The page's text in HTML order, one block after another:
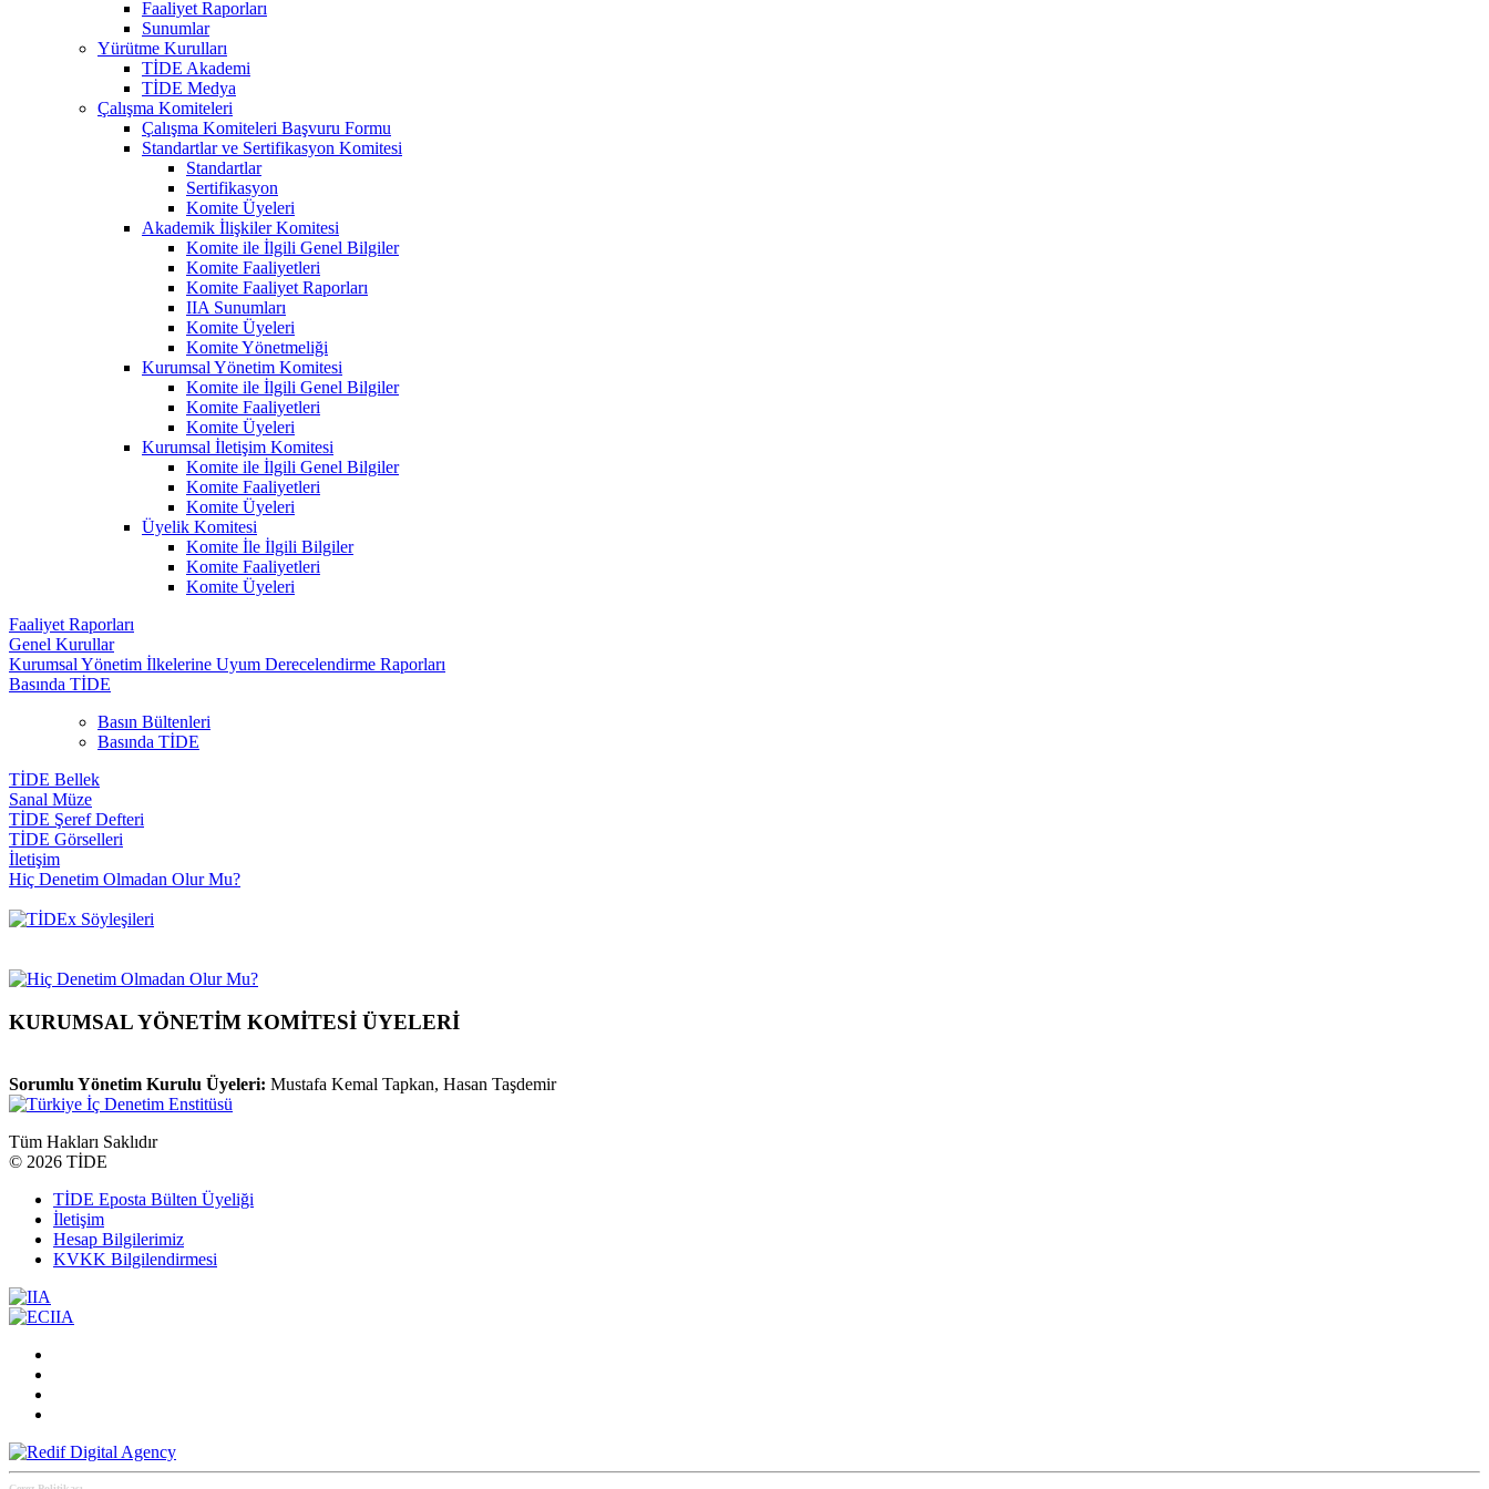
Faaliyet Raporları
Sunumlar
Yürütme Kurulları
TİDE Akademi
TİDE Medya
Çalışma Komiteleri
Çalışma Komiteleri Başvuru Formu
Standartlar ve Sertifikasyon Komitesi
Standartlar
Sertifikasyon
Komite Üyeleri
Akademik İlişkiler Komitesi
Komite ile İlgili Genel Bilgiler
Komite Faaliyetleri
Komite Faaliyet Raporları
IIA Sunumları
Komite Üyeleri
Komite Yönetmeliği
Kurumsal Yönetim Komitesi
Komite ile İlgili Genel Bilgiler
Komite Faaliyetleri
Komite Üyeleri
Kurumsal İletişim Komitesi
Komite ile İlgili Genel Bilgiler
Komite Faaliyetleri
Komite Üyeleri
Üyelik Komitesi
Komite İle İlgili Bilgiler
Komite Faaliyetleri
Komite Üyeleri
Faaliyet Raporları
Genel Kurullar
Kurumsal Yönetim İlkelerine Uyum Derecelendirme Raporları
Basında TİDE
Basın Bültenleri
Basında TİDE
TİDE Bellek
Sanal Müze
TİDE Şeref Defteri
TİDE Görselleri
İletişim
Hiç Denetim Olmadan Olur Mu?
KURUMSAL YÖNETİM KOMİTESİ ÜYELERİ
Sorumlu Yönetim Kurulu Üyeleri: Mustafa Kemal Tapkan, Hasan Taşdemir
Tüm Hakları Saklıdır
© 2026 TİDE
TİDE Eposta Bülten Üyeliği
İletişim
Hesap Bilgilerimiz
KVKK Bilgilendirmesi